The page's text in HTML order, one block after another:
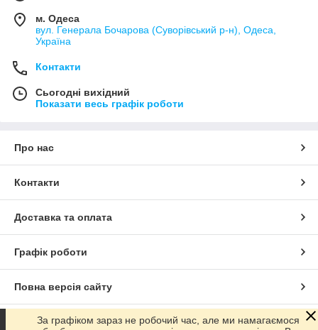
м. Одеса
вул. Генерала Бочарова (Суворівський р-н), Одеса,
Україна
Контакти
Сьогодні вихідний
Показати весь графік роботи
Про нас
Контакти
Доставка та оплата
Графік роботи
Повна версія сайту
Сайт створено на маркетплейсіProm.ua
За графіком зараз не робочий час, але ми намагаємося